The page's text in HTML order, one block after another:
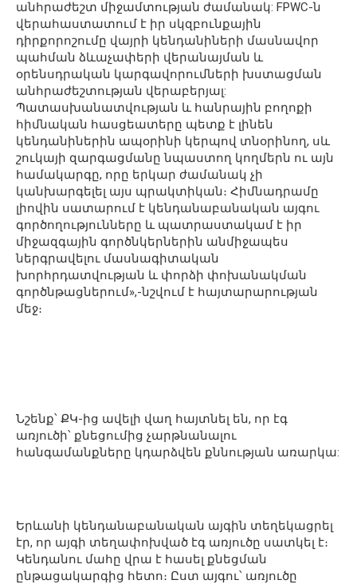
անհրաժեշտ միջամտության ժամանակ: FPWC-ն
վերահաստատում է իր սկզբունքային
դիրքորոշումը վայրի կենդանիների մասնավոր
պահման ձևաչափերի վերանայման և
օրենսդրական կարգավորումների խստացման
անհրաժեշտության վերաբերյալ:
Պատասխանատվության և հանրային բողոքի
հիմնական հասցեատերը պետք է լինեն
կենդանիներին ապօրինի կերպով տնօրինող, սև
շուկայի զարգացմանը նպաստող կողմերն ու այն
համակարգը, որը երկար ժամանակ չի
կանխարգելել այս պրակտիկան։ Հիմնադրամը
լիովին սատարում է կենդանաբանական այգու
գործողությունները և պատրաստակամ է իր
միջազգային գործնկերներին անմիջապես
ներգրավելու մասնագիտական
խորհրդատվության և փորձի փոխանակման
գործնթացներում»,-նշվում է հայտարարության
մեջ։
Նշենք՝ ՔԿ-ից ավելի վաղ հայտնել են, որ էգ
առյուծի՝ քնեցումից չարթնանալու
հանգամանքները կդարձվեն քննության առարկա:
Երևանի կենդանաբանական այգին տեղեկացրել
էր, որ այգի տեղափոխված էգ առյուծը սատկել է։
Կենդանու մահը վրա է հասել քնեցման
ընթացակարգից հետո։ Ըստ այգու՝ առյուծը